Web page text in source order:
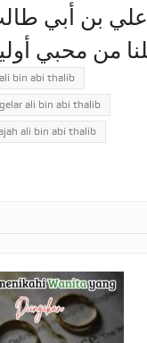
علي بن أبي
من محبي
bin abi thalib
gelar ali bin abi thalib
ali bin abi thalib